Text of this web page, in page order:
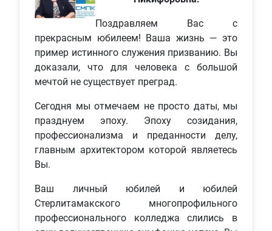
Поздравляем Вас с
прекрасным юбилеем! Ваша жизнь — это
пример истинного служения призванию. Вы
доказали, что для человека с большой
мечтой не существует преград.
Сегодня мы отмечаем не просто даты, мы
празднуем эпоху. Эпоху созидания,
профессионализма и преданности делу,
главным архитектором которой являетесь
Вы.
Ваш личный юбилей и юбилей
Стерлитамакского многопрофильного
профессионального колледжа слились в